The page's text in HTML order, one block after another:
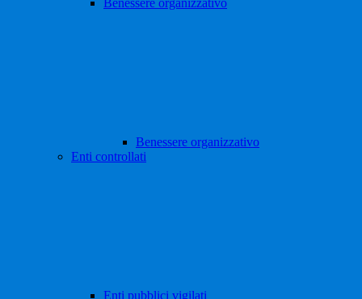
Benessere organizzativo
Benessere organizzativo
Enti controllati
Enti pubblici vigilati